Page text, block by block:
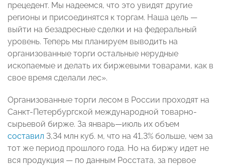
прецедент. Мы надеемся, что это увидят другие
регионы и присоединятся к торгам. Наша цель —
выйти на безадресные сделки и на федеральный
уровень. Теперь мы планируем выводить на
организованные торги остальные нерудные
ископаемые и делать их биржевыми товарами, как в
свое время сделали лес».
Организованные торги лесом в России проходят на
Санкт-Петербургской международной товарно-
сырьевой бирже. За январь—июль их объем
составил 3,34 млн куб. м, что на 41,3% больше, чем за
тот же период прошлого года. Но на биржу идет не
вся продукция — по данным Росстата, за первое